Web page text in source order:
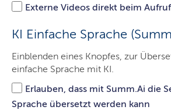
Externe Videos direkt beim
KI Einfache Sprache
Einblenden eines Knopfes, zur
einfache Sprache mit KI.
Erlauben, dass mit Summ.Ai die
Sprache übersetzt werden kann